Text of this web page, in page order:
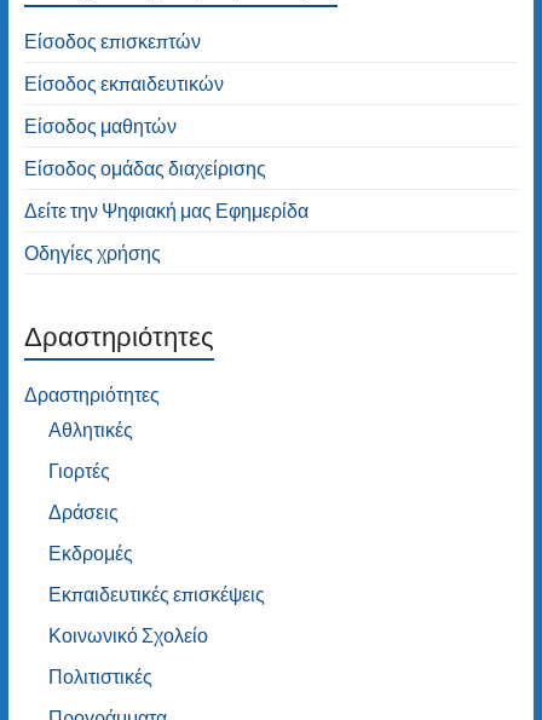
Είσοδος επισκεπτών
Είσοδος εκπαιδευτικών
Είσοδος μαθητών
Είσοδος ομάδας διαχείρισης
Δείτε την Ψηφιακή μας Εφημερίδα
Οδηγίες χρήσης
Δραστηριότητες
Δραστηριότητες
Αθλητικές
Γιορτές
Δράσεις
Εκδρομές
Εκπαιδευτικές επισκέψεις
Κοινωνικό Σχολείο
Πολιτιστικές